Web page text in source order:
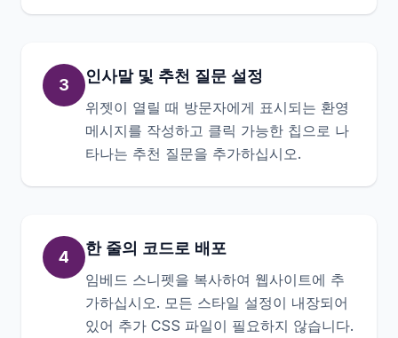
3 인사말 및 추천 질문 설정
위젯이 열릴 때 방문자에게 표시되는 환영
메시지를 작성하고 클릭 가능한 칩으로 나
타나는 추천 질문을 추가하십시오.
4 한 줄의 코드로 배포
임베드 스니펫을 복사하여 웹사이트에 추
가하십시오. 모든 스타일 설정이 내장되어
있어 추가 CSS 파일이 필요하지 않습니다.